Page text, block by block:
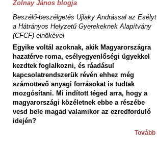
Zolnay János blogja
Beszélő-beszélgetés Ujlaky Andrással az Esélyt
a Hátrányos Helyzetű Gyerekeknek Alapítvány
(CFCF) elnökével
Egyike voltál azoknak, akik Magyarországra
hazatérve roma, esélyegyenlőségi ügyekkel
kezdtek foglalkozni, és ráadásul
kapcsolatrendszerük révén ehhez még
számottevő anyagi forrásokat is tudtak
mozgósítani. Mi indított téged arra, hogy a
magyarországi közéletnek ebbe a részébe
vesd bele magad valamikor az ezredforduló
idején?
Tovább